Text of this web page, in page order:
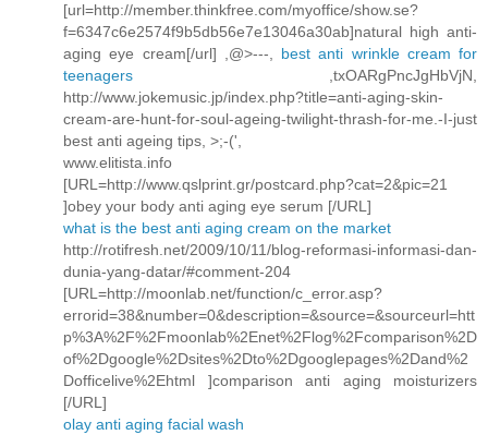
[url=http://member.thinkfree.com/myoffice/show.se?
f=6347c6e2574f9b5db56e7e13046a30ab]natural high anti-
aging eye cream[/url] ,@>---, best anti wrinkle cream for
teenagers ,txOARgPncJgHbVjN,
http://www.jokemusic.jp/index.php?title=anti-aging-skin-
cream-are-hunt-for-soul-ageing-twilight-thrash-for-me.-I-just
best anti ageing tips, >;-(',
www.elitista.info
[URL=http://www.qslprint.gr/postcard.php?cat=2&pic=21
]obey your body anti aging eye serum [/URL]
what is the best anti aging cream on the market
http://rotifresh.net/2009/10/11/blog-reformasi-informasi-dan-
dunia-yang-datar/#comment-204
[URL=http://moonlab.net/function/c_error.asp?
errorid=38&number=0&description=&source=&sourceurl=htt
p%3A%2F%2Fmoonlab%2Enet%2Flog%2Fcomparison%2D
of%2Dgoogle%2Dsites%2Dto%2Dgooglepages%2Dand%2
Dofficelive%2Ehtml ]comparison anti aging moisturizers
[/URL]
olay anti aging facial wash